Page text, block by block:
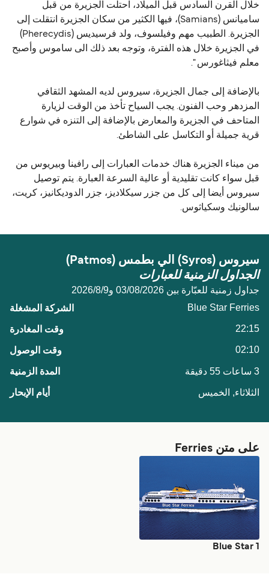
خلال القرن السادس قبل الميلاد، احتلت الجزيرة من قبل
ساميانس (Samians)، فيها الكثير من سكان الجزيرة انتقلت إلى
الجزيرة. الطبيب مهم وفيلسوف، ولد فرسیديس (Pherecydis)
في الجزيرة خلال هذه الفترة، وتوجه بعد ذلك الى ساموس وأصبح
معلم فيثاغورس ".
بالإضافة إلى جمال الجزيرة، سيروس لديه المشهد الثقافي
المزدهر وحب الفنون. يجب السياح تأخذ من الوقت لزيارة
المتاحف في الجزيرة والمعارض بالإضافة إلى التنزه في شوارع
قرية جميلة أو التكاسل على الشاطئ.
من ميناء الجزيرة هناك خدمات العبارات إلى رافينا وبيريوس من
قبل سواء كانت تقليدية أو عالية السرعة العبارة. يتم توصيل
سيروس أيضا إلى كل من جزر سيكلاديز، جزر الدوديكانيز، كريت،
سالونيك وسكياثوس.
سيروس (Syros) الي بطمس (Patmos)
الجداول الزمنية للعبارات
جداول زمنية للعبّارة بين 03/08/2026 و9‏/8‏/2026
Blue Star Ferries
22:15
02:10
3 ساعات 55 دقيقة
الثلاثاء, الخميس
على متن Ferries
Blue Star 1